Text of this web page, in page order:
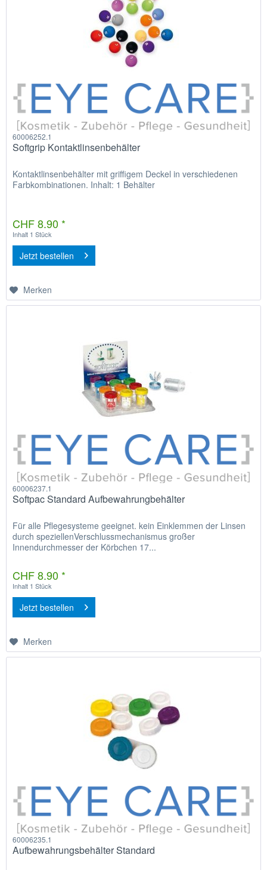
60006252.1
Softgrip Kontaktlinsenbehälter
Kontaktlinsenbehälter mit griffigem Deckel in verschiedenen
Farbkombinationen. Inhalt: 1 Behälter
CHF 8.90 *
Inhalt 1 Stück
Jetzt bestellen
Merken
60006237.1
Softpac Standard Aufbewahrungbehälter
Für alle Pflegesysteme geeignet. kein Einklemmen der Linsen
durch speziellenVerschlussmechanismus großer
Innendurchmesser der Körbchen 17...
CHF 8.90 *
Inhalt 1 Stück
Jetzt bestellen
Merken
60006235.1
Aufbewahrungsbehälter Standard